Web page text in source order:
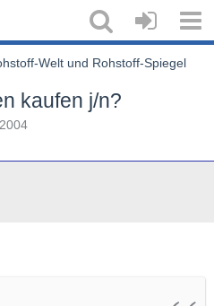
Welt und Rohstoff-Spiegel
kaufen j/n?